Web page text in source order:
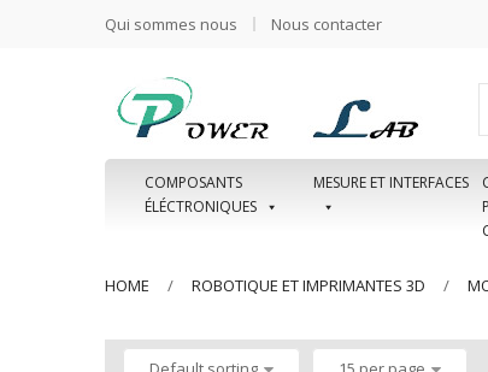
Qui sommes nous Nous contacter
COMPOSANTS
ÉLÉCTRONIQUES
MESURE ET INTERFACES
HOME ROBOTIQUE ET IMPRIMANTES 3D